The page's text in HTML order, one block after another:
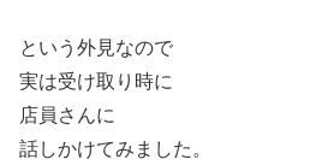
という外見なので
実は受け取り時に
店員さんに
話しかけてみました。